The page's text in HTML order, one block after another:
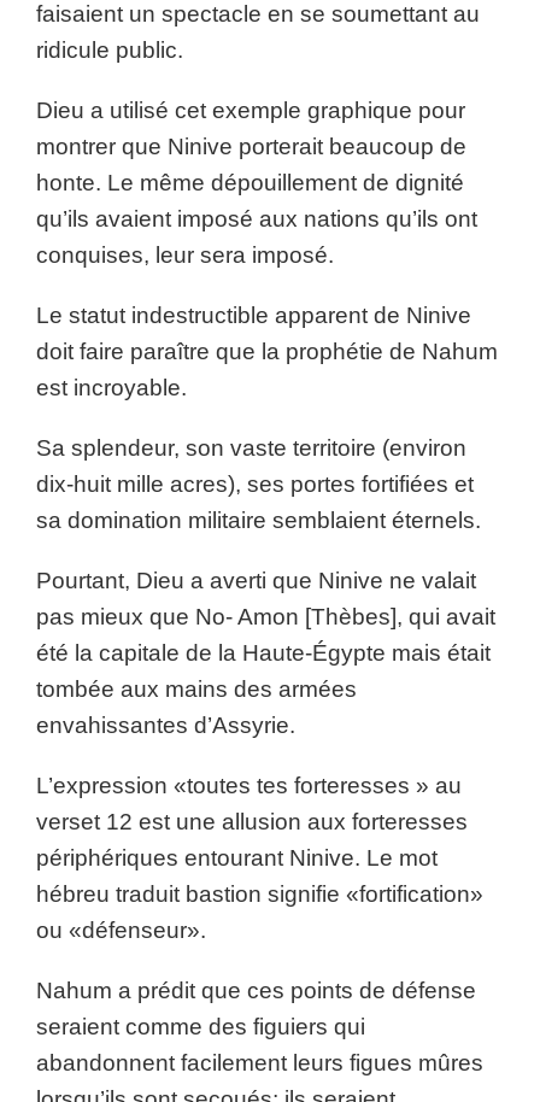
faisaient un spectacle en se soumettant au
ridicule public.
Dieu a utilisé cet exemple graphique pour
montrer que Ninive porterait beaucoup de
honte. Le même dépouillement de dignité
qu’ils avaient imposé aux nations qu’ils ont
conquises, leur sera imposé.
Le statut indestructible apparent de Ninive
doit faire paraître que la prophétie de Nahum
est incroyable.
Sa splendeur, son vaste territoire (environ
dix-huit mille acres), ses portes fortifiées et
sa domination militaire semblaient éternels.
Pourtant, Dieu a averti que Ninive ne valait
pas mieux que No- Amon [Thèbes], qui avait
été la capitale de la Haute-Égypte mais était
tombée aux mains des armées
envahissantes d’Assyrie.
L’expression «toutes tes forteresses » au
verset 12 est une allusion aux forteresses
périphériques entourant Ninive. Le mot
hébreu traduit bastion signifie «fortification»
ou «défenseur».
Nahum a prédit que ces points de défense
seraient comme des figuiers qui
abandonnent facilement leurs figues mûres